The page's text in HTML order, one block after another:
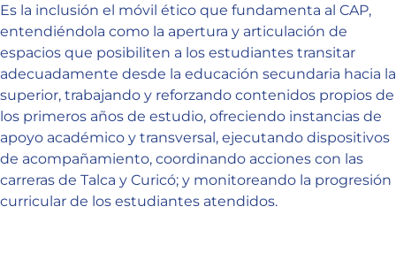
Es la inclusión el móvil ético que fundamenta al CAP,
entendiéndola como la apertura y articulación de
espacios que posibiliten a los estudiantes transitar
adecuadamente desde la educación secundaria hacia la
superior, trabajando y reforzando contenidos propios de
los primeros años de estudio, ofreciendo instancias de
apoyo académico y transversal, ejecutando dispositivos
de acompañamiento, coordinando acciones con las
carreras de Talca y Curicó; y monitoreando la progresión
curricular de los estudiantes atendidos.